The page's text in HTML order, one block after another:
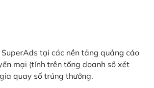
tại các nền tảng quảng cáo
mại (tính trên tổng doanh số xét
quay số trúng thưởng.